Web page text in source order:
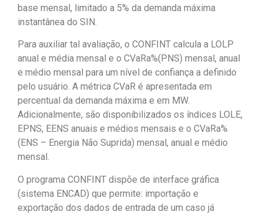
base mensal, limitado a 5% da demanda máxima
instantânea do SIN.
Para auxiliar tal avaliação, o CONFINT calcula a LOLP
anual e média mensal e o CVaRa%(PNS) mensal, anual
e médio mensal para um nível de confiança a definido
pelo usuário. A métrica CVaR é apresentada em
percentual da demanda máxima e em MW.
Adicionalmente, são disponibilizados os índices LOLE,
EPNS, EENS anuais e médios mensais e o CVaRa%
(ENS – Energia Não Suprida) mensal, anual e médio
mensal.
O programa CONFINT dispõe de interface gráfica
(sistema ENCAD) que permite: importação e
exportação dos dados de entrada de um caso já